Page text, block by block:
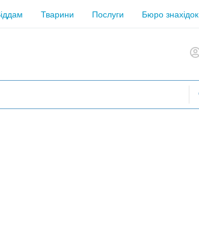
Тварини Послуги Бюро знахідок